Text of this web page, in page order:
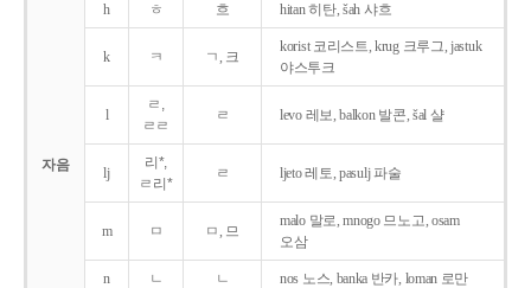
자음
h ㅎ 흐 hitan 히탄, šah 샤흐
k ㅋ ㄱ, 크
korist 코리스트, krug 크루그, jastuk
야스투크
l
ㄹ,
ㄹㄹ
ㄹ levo 레보, balkon 발콘, šal 샬
lj
리*,
ㄹ리*
ㄹ ljeto 레토, pasulj 파술
m ㅁ ㅁ, 므
malo 말로, mnogo 므노고, osam
오삼
n ㄴ ㄴ nos 노스, banka 반카, loman 로만